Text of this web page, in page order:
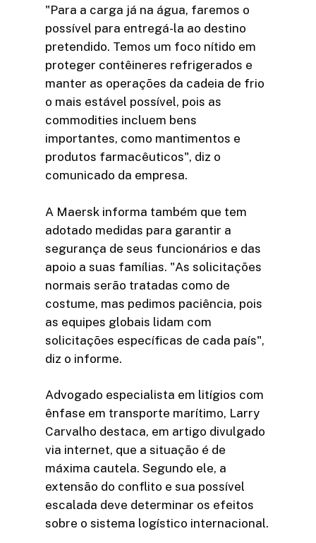
"Para a carga já na água, faremos o
possível para entregá-la ao destino
pretendido. Temos um foco nítido em
proteger contêineres refrigerados e
manter as operações da cadeia de frio
o mais estável possível, pois as
commodities incluem bens
importantes, como mantimentos e
produtos farmacêuticos", diz o
comunicado da empresa.
A Maersk informa também que tem
adotado medidas para garantir a
segurança de seus funcionários e das
apoio a suas famílias. "As solicitações
normais serão tratadas como de
costume, mas pedimos paciência, pois
as equipes globais lidam com
solicitações específicas de cada país",
diz o informe.
Advogado especialista em litígios com
ênfase em transporte marítimo, Larry
Carvalho destaca, em artigo divulgado
via internet, que a situação é de
máxima cautela. Segundo ele, a
extensão do conflito e sua possível
escalada deve determinar os efeitos
sobre o sistema logístico internacional.